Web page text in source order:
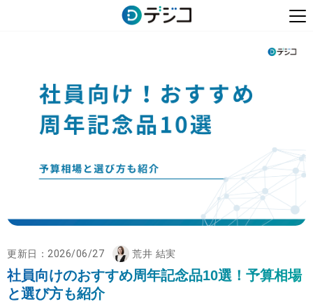
更新日： 2026/06/27 荒井 結実
社員向けのおすすめ周年記念品10選！予算相場
と選び方も紹介